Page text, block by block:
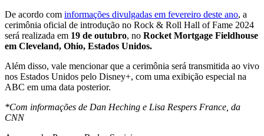
De acordo com informações divulgadas em fevereiro deste ano, a
cerimônia oficial de introdução no Rock & Roll Hall of Fame 2024
será realizada em 19 de outubro, no Rocket Mortgage Fieldhouse
em Cleveland, Ohio, Estados Unidos.
Além disso, vale mencionar que a cerimônia será transmitida ao vivo
nos Estados Unidos pelo Disney+, com uma exibição especial na
ABC em uma data posterior.
*Com informações de Dan Heching e Lisa Respers France, da
CNN